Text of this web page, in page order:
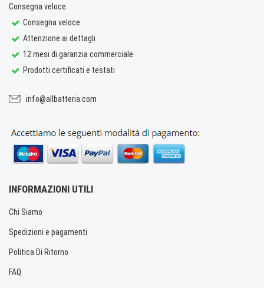
Consegna veloce.
Consegna veloce
Attenzione ai dettagli
12 mesi di garanzia commerciale
Prodotti certificati e testati
info@allbatteria.com
INFORMAZIONI UTILI
Chi Siamo
Spedizioni e pagamenti
Politica Di Ritorno
FAQ